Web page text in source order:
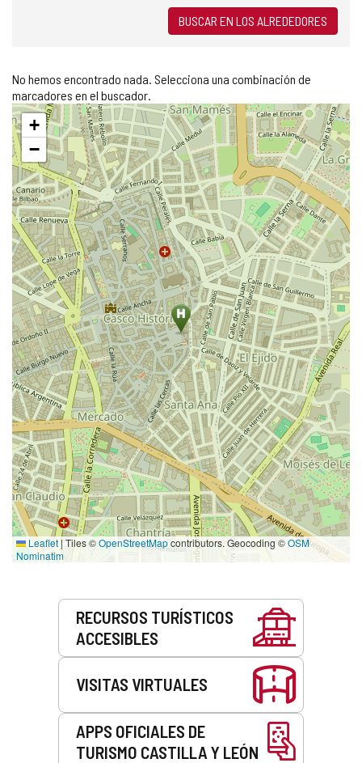
BUSCAR EN LOS ALREDEDORES
No hemos encontrado nada. Selecciona una combinación de
marcadores en el buscador.
Saltar
mapa
+
−
Leaflet| Tiles ©OpenStreetMapcontributors. Geocoding ©OSM
Nominatim
RECURSOS TURÍSTICOS
ACCESIBLES
VISITAS VIRTUALES
APPS OFICIALES DE
TURISMO CASTILLA Y LEÓN